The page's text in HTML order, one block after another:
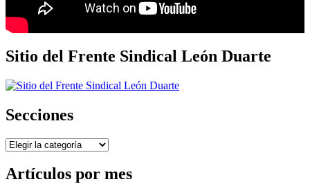
Sitio del Frente Sindical León Duarte
Secciones
Secciones
Artículos por mes